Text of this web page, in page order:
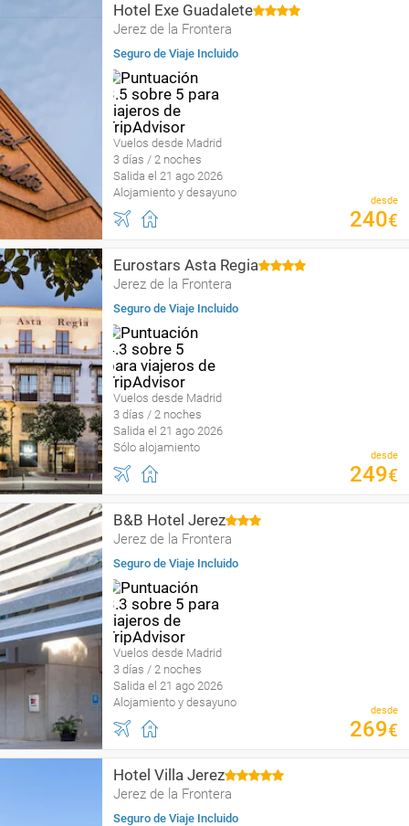
Hotel Exe Guadalete
Jerez de la Frontera
Seguro de Viaje Incluido
Vuelos desde Madrid
3 días / 2 noches
Salida el 21 ago 2026
Alojamiento y desayuno
desde
240€
Eurostars Asta Regia
Jerez de la Frontera
Seguro de Viaje Incluido
Vuelos desde Madrid
3 días / 2 noches
Salida el 21 ago 2026
Sólo alojamiento
desde
249€
B&B Hotel Jerez
Jerez de la Frontera
Seguro de Viaje Incluido
Vuelos desde Madrid
3 días / 2 noches
Salida el 21 ago 2026
Alojamiento y desayuno
desde
269€
Hotel Villa Jerez
Jerez de la Frontera
Seguro de Viaje Incluido